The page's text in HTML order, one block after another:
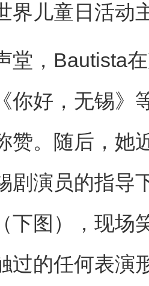
界儿童日活动
，Bautista在
你好，无锡》
赞。随后，她
剧演员的指导
下图），现场
过的任何表演